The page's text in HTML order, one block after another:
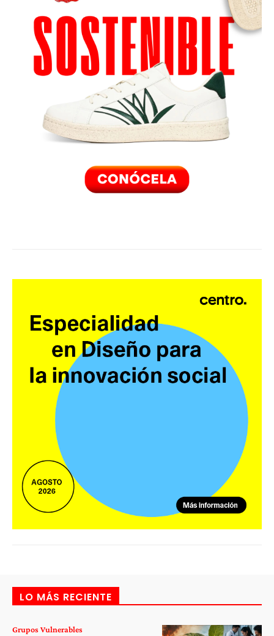
LO MÁS RECIENTE
Grupos Vulnerables